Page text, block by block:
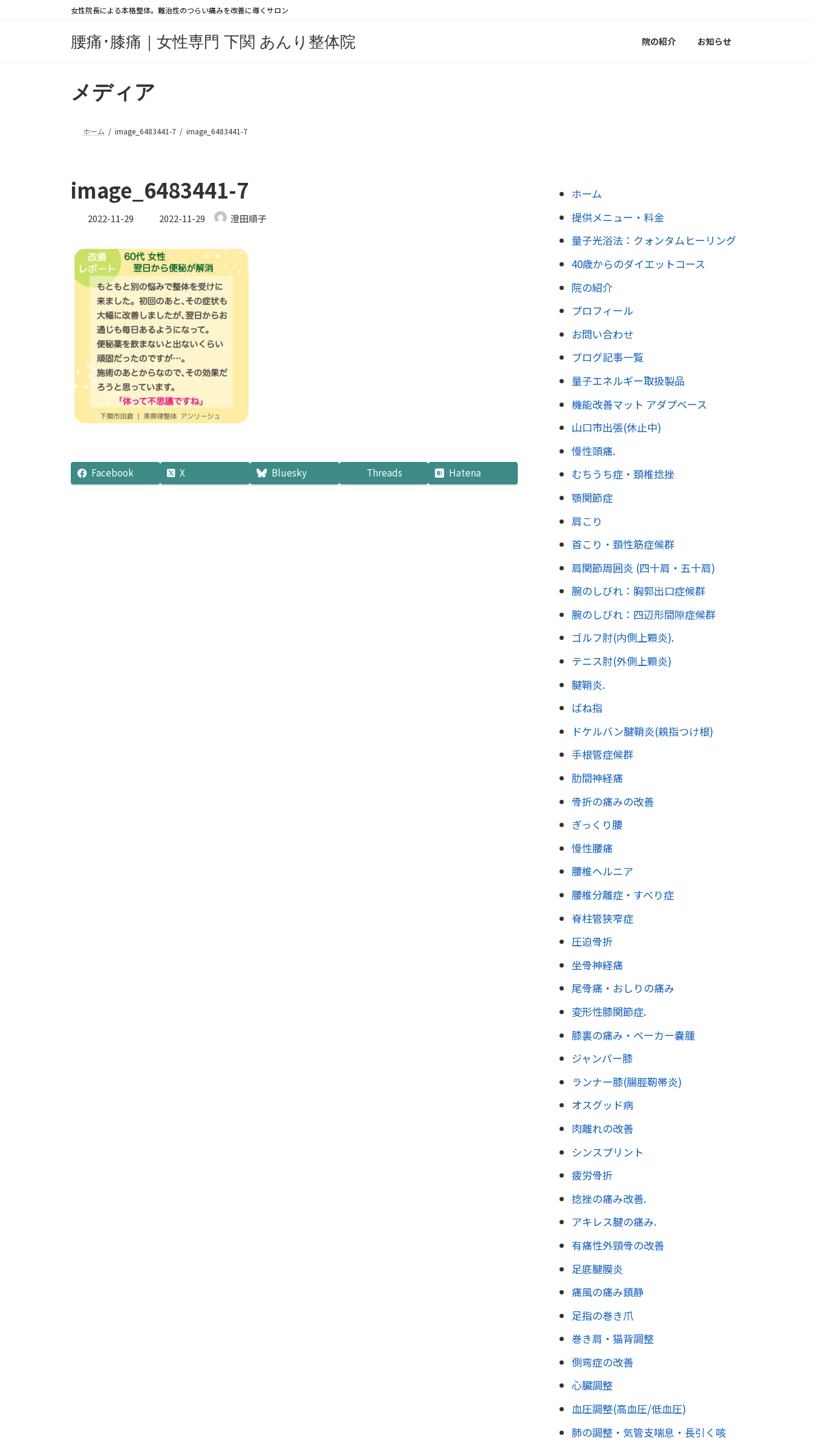
女性院長による本格整体。難治性のつらい痛みを改善に導くサロン
腰痛･膝痛｜女性専門 下関 あんり整体院 院の紹介 お知らせ
メディア
ホーム image_6483441-7 image_6483441-7
image_6483441-7
2022-11-29
最
新
日
時
:
2022-11-29 澄田順子
Facebook X Bluesky Threads Hatena
ホーム
提供メニュー・料金
量子光浴法：クォンタムヒーリング
40歳からのダイエットコース
院の紹介
プロフィール
お問い合わせ
ブログ記事一覧
量子エネルギー取扱製品
機能改善マット アダプベース
山口市出張(休止中)
慢性頭痛.
むちうち症・頚椎捻挫
顎関節症
肩こり
首こり・頚性筋症候群
肩関節周囲炎 (四十肩・五十肩)
腕のしびれ：胸郭出口症候群
腕のしびれ：四辺形間隙症候群
ゴルフ肘(内側上顆炎).
テニス肘(外側上顆炎)
腱鞘炎.
ばね指
ドケルバン腱鞘炎(親指つけ根)
手根管症候群
肋間神経痛
骨折の痛みの改善
ぎっくり腰
慢性腰痛
腰椎ヘルニア
腰椎分離症・すべり症
脊柱管狭窄症
圧迫骨折
坐骨神経痛
尾骨痛・おしりの痛み
変形性膝関節症.
膝裏の痛み・ベーカー嚢腫
ジャンパー膝
ランナー膝(腸脛靭帯炎)
オスグッド病
肉離れの改善
シンスプリント
疲労骨折
捻挫の痛み改善.
アキレス腱の痛み.
有痛性外頸骨の改善
足底腱膜炎
痛風の痛み鎮静
足指の巻き爪
巻き肩・猫背調整
側弯症の改善
心臓調整
血圧調整(高血圧/低血圧)
肺の調整・気管支喘息・長引く咳